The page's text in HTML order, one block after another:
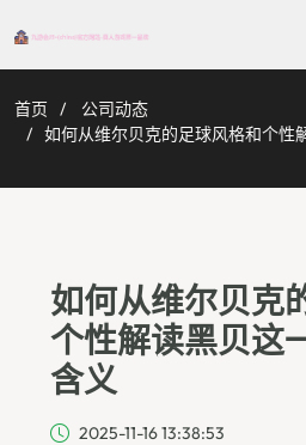
首页
公司动态
如何从维尔贝克的足球风格和个性
如何从维尔贝克
个性解读黑贝这
含义
2025-11-16 13:38:53